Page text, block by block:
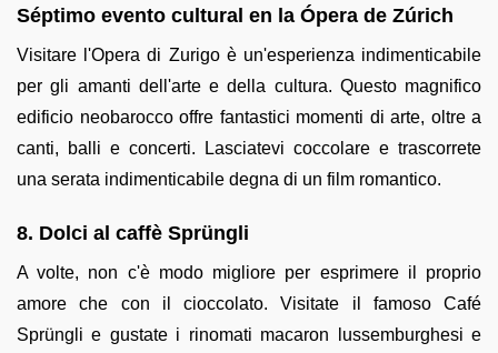
Séptimo evento cultural en la Ópera de Zúrich
Visitare l'Opera di Zurigo è un'esperienza indimenticabile
per gli amanti dell'arte e della cultura. Questo magnifico
edificio neobarocco offre fantastici momenti di arte, oltre a
canti, balli e concerti. Lasciatevi coccolare e trascorrete
una serata indimenticabile degna di un film romantico.
8. Dolci al caffè Sprüngli
A volte, non c'è modo migliore per esprimere il proprio
amore che con il cioccolato. Visitate il famoso Café
Sprüngli e gustate i rinomati macaron lussemburghesi e